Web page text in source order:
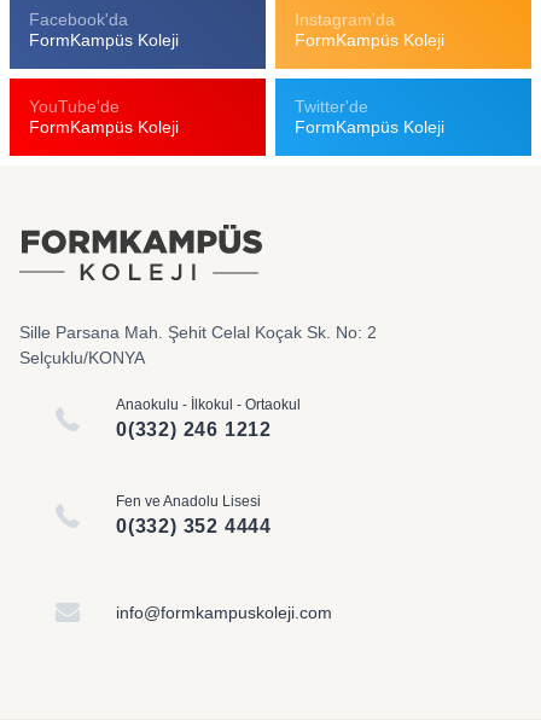
Facebook'da
FormKampüs Koleji
Instagram'da
FormKampüs Koleji
YouTube'de
FormKampüs Koleji
Twitter'de
FormKampüs Koleji
Sille Parsana Mah. Şehit Celal Koçak Sk. No: 2
Selçuklu/KONYA
Anaokulu - İlkokul - Ortaokul
0(332) 246 1212
Fen ve Anadolu Lisesi
0(332) 352 4444
info@formkampuskoleji.com